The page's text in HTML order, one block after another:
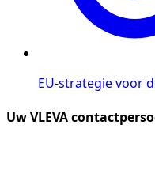
EU-strategie voor
Uw VLEVA